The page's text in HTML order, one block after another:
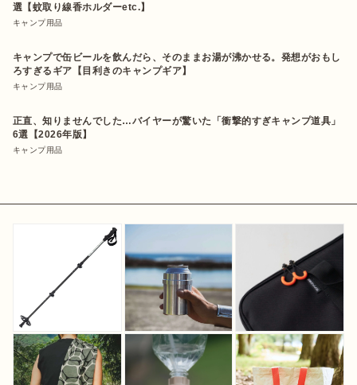
選【蚊取り線香ホルダーetc.】
キャンプ用品
キャンプで缶ビールを飲んだら、そのままお湯が沸かせる。発想がおもし
ろすぎるギア【目利きのキャンプギア】
キャンプ用品
正直、知りませんでした…バイヤーが驚いた「衝撃的すぎキャンプ道具」
6選【2026年版】
キャンプ用品